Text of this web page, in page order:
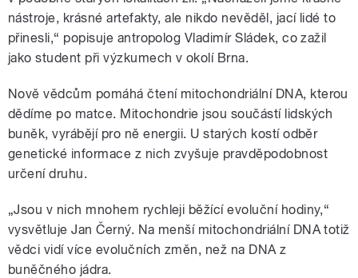
nástroje, krásné artefakty, ale nikdo nevěděl, jací lidé to
přinesli,“ popisuje antropolog Vladimír Sládek, co zažil
jako student při výzkumech v okolí Brna.
Nově vědcům pomáhá čtení mitochondriální DNA, kterou
dědíme po matce. Mitochondrie jsou součástí lidských
buněk, vyrábějí pro ně energii. U starých kostí odběr
genetické informace z nich zvyšuje pravděpodobnost
určení druhu.
„Jsou v nich mnohem rychleji běžící evoluční hodiny,“
vysvětluje Jan Černý. Na menší mitochondriální DNA totiž
vědci vidí více evolučních změn, než na DNA z
buněčného jádra.